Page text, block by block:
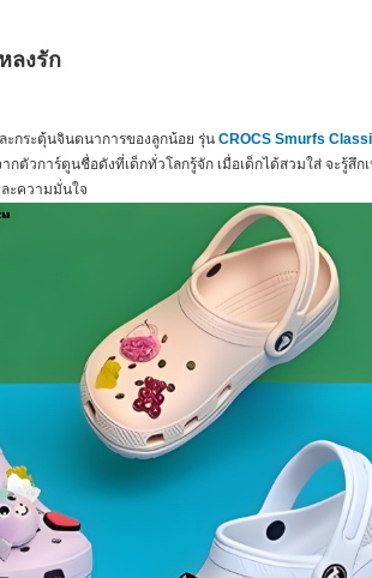
ลงรัก
ะกระตุ้นจินตนาการของลูกน้อย รุ่น CROCS Smurfs
ตัวการ์ตูนชื่อดังที่เด็กทั่วโลกรู้จัก เมื่อเด็กได้สวมใส่ จะรู้สึ
ะความมั่นใจ